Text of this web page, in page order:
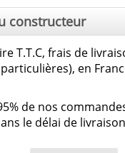
constructeur
T.T.C, frais de
en
de nos
le délai de